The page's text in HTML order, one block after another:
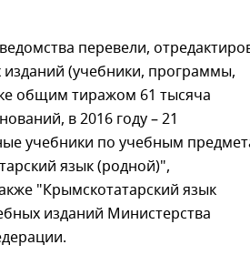
перевели,
(учебники, программы,
общим тиражом 61 тысяча
в 2016 году – 21
учебники по учебным
язык (родной)",
"Крымскотатарский язык
изданий Министерства